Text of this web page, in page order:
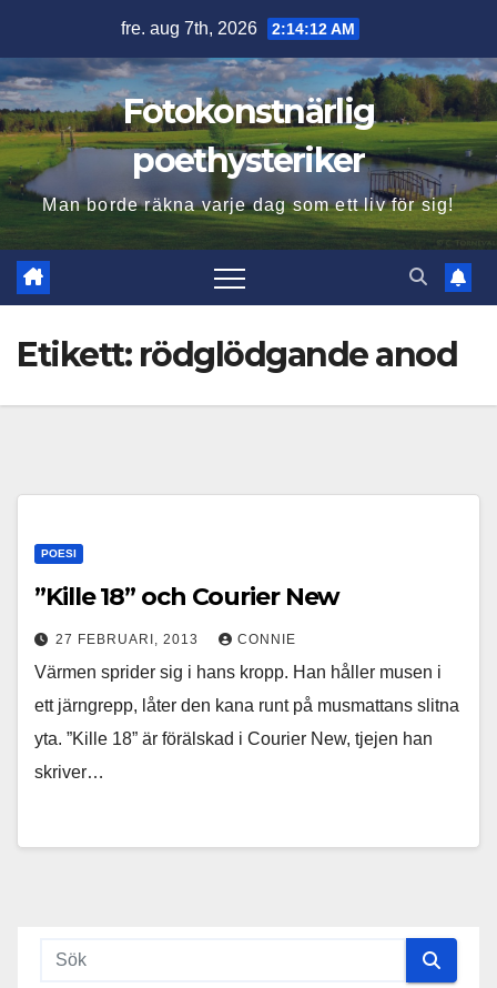
innehåll
fre. aug 7th, 2026 2:14:13 AM
Fotokonstnärlig
poethysteriker
Man borde räkna varje dag som ett liv för sig!
Etikett: rödglödgande anod
POESI
”Kille 18” och Courier New
27 FEBRUARI, 2013 CONNIE
Värmen sprider sig i hans kropp. Han håller musen i
ett järngrepp, låter den kana runt på musmattans slitna
yta. ”Kille 18” är förälskad i Courier New, tjejen han
skriver…